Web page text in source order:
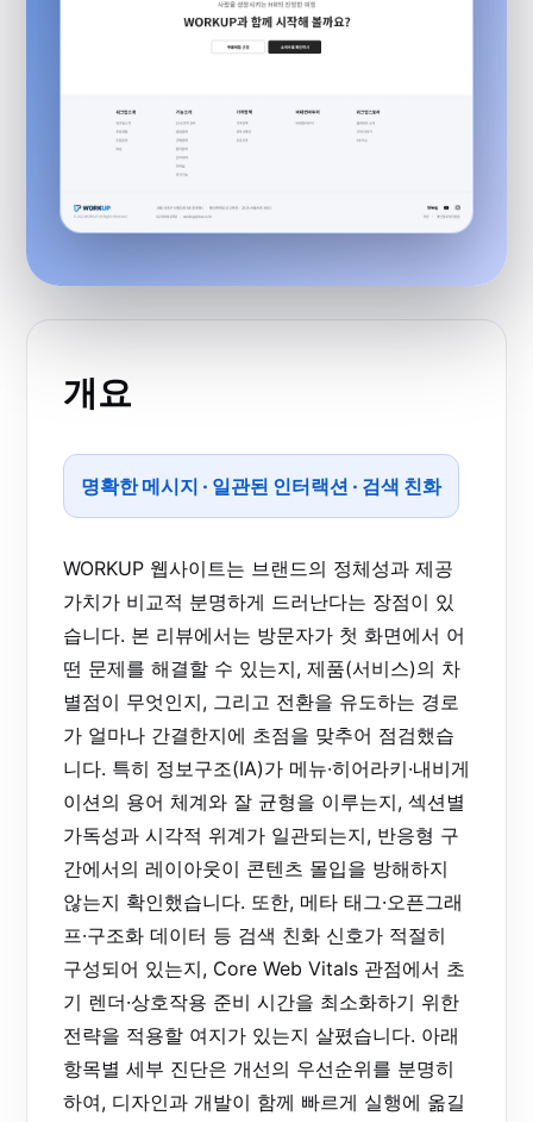
개요
명확한 메시지 · 일관된 인터랙션 · 검색 친화
WORKUP 웹사이트는 브랜드의 정체성과 제공
가치가 비교적 분명하게 드러난다는 장점이 있
습니다. 본 리뷰에서는 방문자가 첫 화면에서 어
떤 문제를 해결할 수 있는지, 제품(서비스)의 차
별점이 무엇인지, 그리고 전환을 유도하는 경로
가 얼마나 간결한지에 초점을 맞추어 점검했습
니다. 특히 정보구조(IA)가 메뉴·히어라키·내비게
이션의 용어 체계와 잘 균형을 이루는지, 섹션별
가독성과 시각적 위계가 일관되는지, 반응형 구
간에서의 레이아웃이 콘텐츠 몰입을 방해하지
않는지 확인했습니다. 또한, 메타 태그·오픈그래
프·구조화 데이터 등 검색 친화 신호가 적절히
구성되어 있는지, Core Web Vitals 관점에서 초
기 렌더·상호작용 준비 시간을 최소화하기 위한
전략을 적용할 여지가 있는지 살폈습니다. 아래
항목별 세부 진단은 개선의 우선순위를 분명히
하여, 디자인과 개발이 함께 빠르게 실행에 옮길